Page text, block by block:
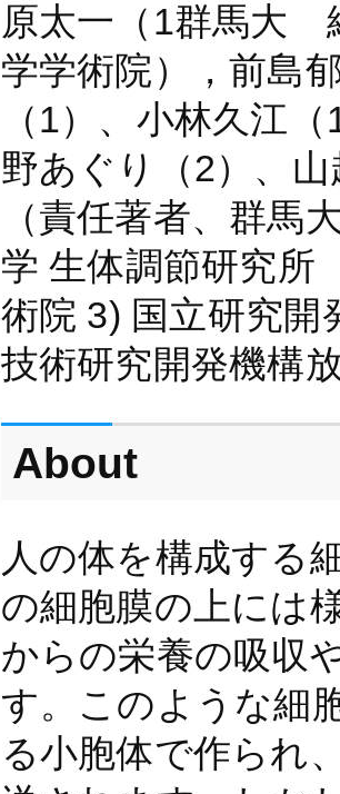
原太一（1群馬大
学学術院），前島
（1）、小林久江
野あぐり（2）、
（責任著者、群
学 生体調節研究
術院 3) 国立研究開
技術研究開発機構
About
人の体を構成する
の細胞膜の上には
からの栄養の吸収
す。このような細
る小胞体で作られ